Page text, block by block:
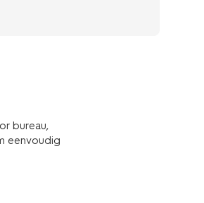
bureau,
eenvoudig